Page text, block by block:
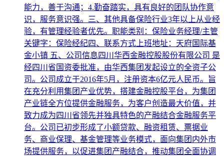
能力，善于沟通；4.勤奋踏实，具有良好的团队协作意
识，服务意识强。三、其他具备保险行业3年以上从业经
验，有管理经验者优先。职能类别：保险业务经理/主管
关键字：保险经纪四、联系方式上班地址：天府国际基
金小镇 五、公司信息四川华西金融控股股份有限公司 是
经四川省国资委批准，由华西集团发起设立的全资子公
司。公司成立于2016年5月，注册资本6亿元人民币。旨
在充分利用集团产业优势，搭建金融控股平台，为集团
产业链全方位提供金融服务，为客户创造最大价值，并
致力成为四川省领先并独具特色的产融结合金融服务平
台。公司已初步形成了小额贷款、融资租赁、票据业
务、商业保理、基金管理等业务模式，面向集团内外市
场提供服务，以促进集团产融结合，推动集团全面协调